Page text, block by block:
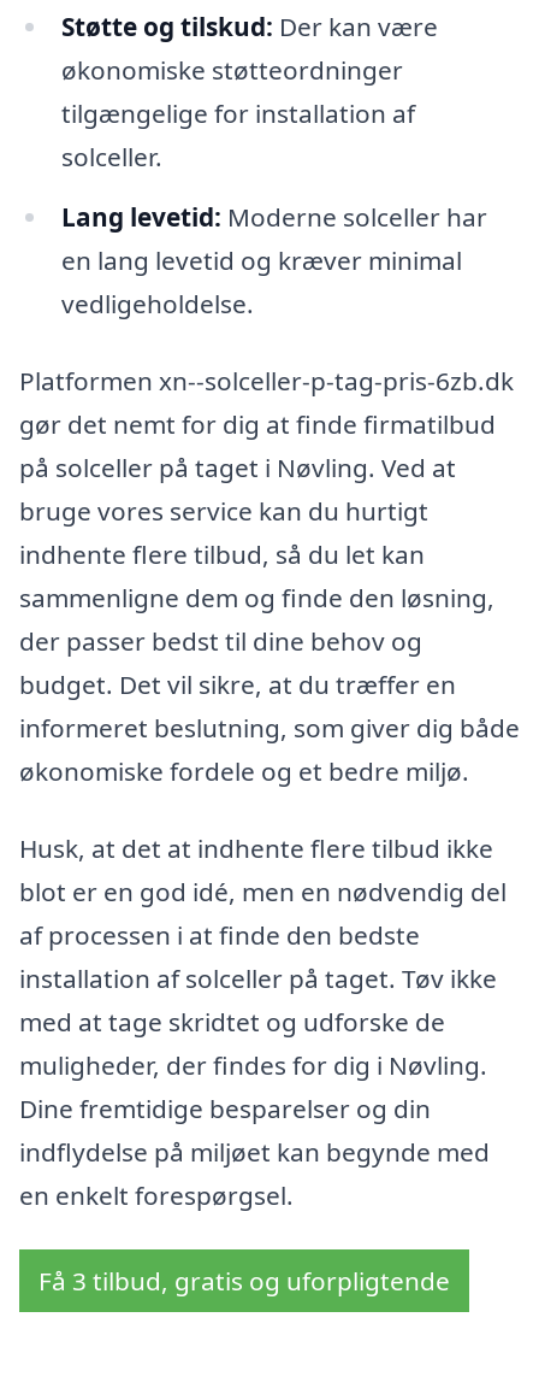
Støtte og tilskud: Der kan være
økonomiske støtteordninger
tilgængelige for installation af
solceller.
Lang levetid: Moderne solceller har
en lang levetid og kræver minimal
vedligeholdelse.
Platformen xn--solceller-p-tag-pris-6zb.dk
gør det nemt for dig at finde firmatilbud
på solceller på taget i Nøvling. Ved at
bruge vores service kan du hurtigt
indhente flere tilbud, så du let kan
sammenligne dem og finde den løsning,
der passer bedst til dine behov og
budget. Det vil sikre, at du træffer en
informeret beslutning, som giver dig både
økonomiske fordele og et bedre miljø.
Husk, at det at indhente flere tilbud ikke
blot er en god idé, men en nødvendig del
af processen i at finde den bedste
installation af solceller på taget. Tøv ikke
med at tage skridtet og udforske de
muligheder, der findes for dig i Nøvling.
Dine fremtidige besparelser og din
indflydelse på miljøet kan begynde med
en enkelt forespørgsel.
Få 3 tilbud, gratis og uforpligtende